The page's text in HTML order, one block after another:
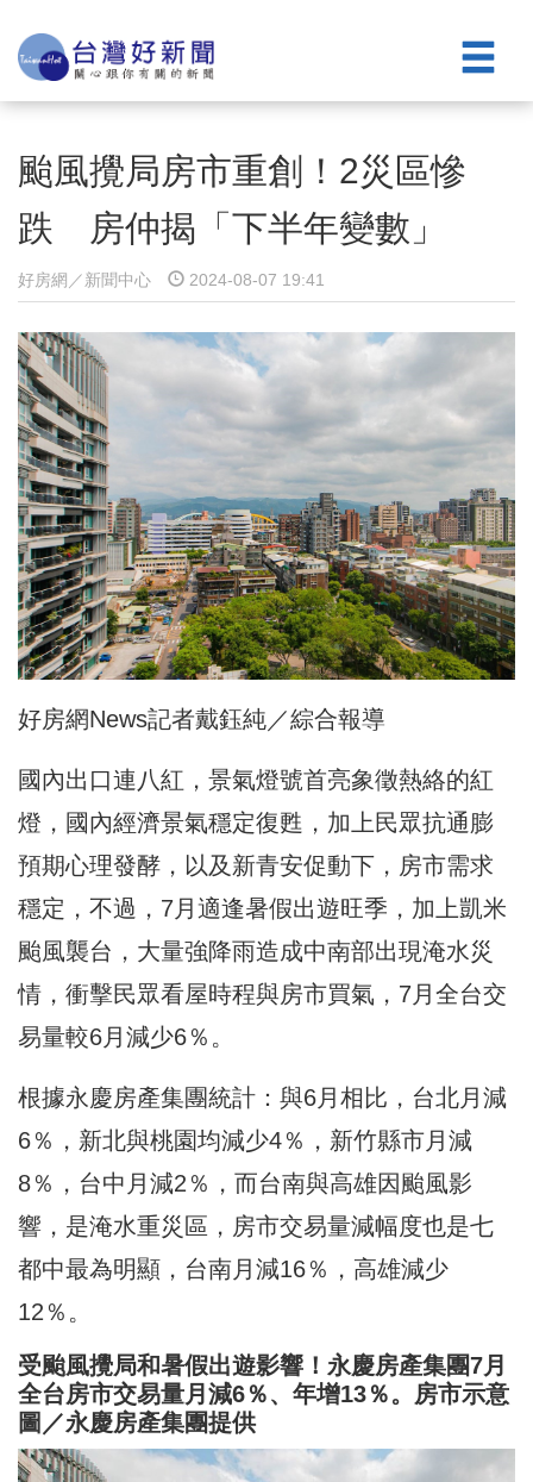
颱風攪局房市重創！2災區慘
跌 房仲揭「下半年變數」
好房網／新聞中心 2024-08-07 19:41
好房網News記者戴鈺純／綜合報導
國內出口連八紅，景氣燈號首亮象徵熱絡的紅
燈，國內經濟景氣穩定復甦，加上民眾抗通膨
預期心理發酵，以及新青安促動下，房市需求
穩定，不過，7月適逢暑假出遊旺季，加上凱米
颱風襲台，大量強降雨造成中南部出現淹水災
情，衝擊民眾看屋時程與房市買氣，7月全台交
易量較6月減少6％。
根據永慶房產集團統計：與6月相比，台北月減
6％，新北與桃園均減少4％，新竹縣市月減
8％，台中月減2％，而台南與高雄因颱風影
響，是淹水重災區，房市交易量減幅度也是七
都中最為明顯，台南月減16％，高雄減少
12％。
受颱風攪局和暑假出遊影響！永慶房產集團7月
全台房市交易量月減6％、年增13％。房市示意
圖／永慶房產集團提供